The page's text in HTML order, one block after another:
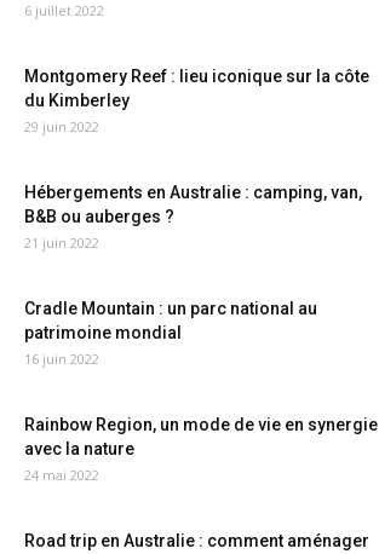
6 juillet 2022
Montgomery Reef : lieu iconique sur la côte
du Kimberley
29 juin 2022
Hébergements en Australie : camping, van,
B&B ou auberges ?
21 juin 2022
Cradle Mountain : un parc national au
patrimoine mondial
16 juin 2022
Rainbow Region, un mode de vie en synergie
avec la nature
24 mai 2022
Road trip en Australie : comment aménager